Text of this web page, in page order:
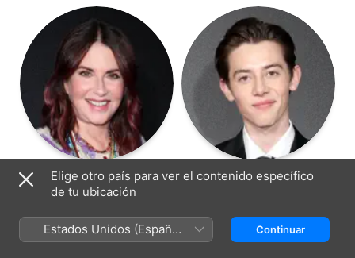
Megan Mullally
Barb Fleming
Griffin Gluck
Scotty Fleming
Elige otro país para ver el contenido específico
de tu ubicación
Estados Unidos (Español
México)
Continuar